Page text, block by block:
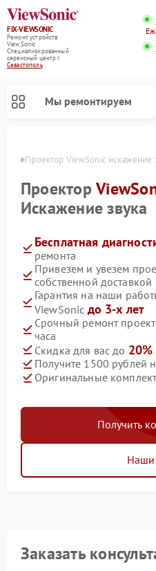
FIX-VIEWSONIC
Ремонт устройств
ViewSonic
Специализированный
cервисный центр г.
Севастополь
Мы ремонтируем
Проектор ViewSonic искажение
Проектор
Искажение звука
Бесплатная
ремонта
Привезем и увезем
собственной доставкой
Гарантия на наши
ViewSonic до 3-х лет
Срочный ремонт
часа
Скидка для вас до 20%
Получите 1500 рублей
Оригинальные
Получить
Заказать